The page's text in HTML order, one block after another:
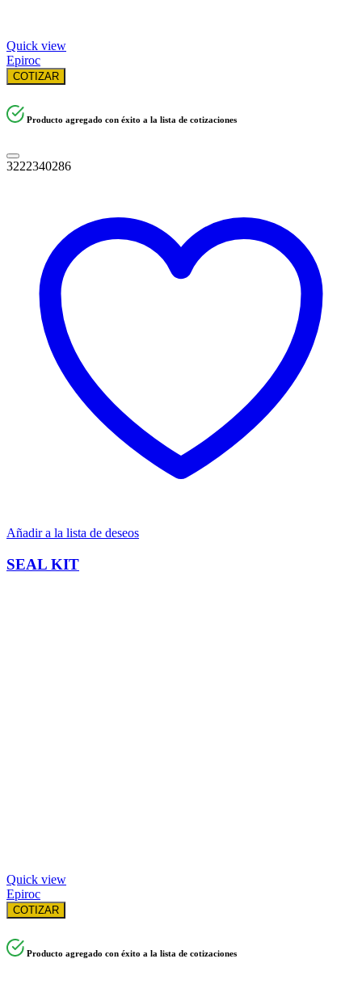
Quick view
Epiroc
COTIZAR
Producto agregado con éxito a la lista de cotizaciones
3222340286
Añadir a la lista de deseos
SEAL KIT
Quick view
Epiroc
COTIZAR
Producto agregado con éxito a la lista de cotizaciones